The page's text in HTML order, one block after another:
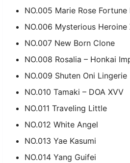
NO.005 Marie Rose
NO.006 Mysterious Heroine
NO.007 New Born Clone
NO.008 Rosalia – Honkai
NO.009 Shuten Oni Lingerie
NO.010 Tamaki – DOA XVV
NO.011 Traveling Little
NO.012 White Angel
NO.013 Yae Kasumi
NO.014 Yang Guifei